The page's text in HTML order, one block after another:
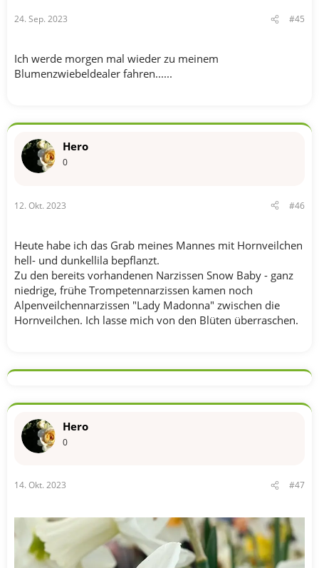
24. Sep. 2023 #45
Ich werde morgen mal wieder zu meinem
Blumenzwiebeldealer fahren......
Hero
0
12. Okt. 2023 #46
Heute habe ich das Grab meines Mannes mit Hornveilchen
hell- und dunkellila bepflanzt.
Zu den bereits vorhandenen Narzissen Snow Baby - ganz
niedrige, frühe Trompetennarzissen kamen noch
Alpenveilchennarzissen "Lady Madonna" zwischen die
Hornveilchen. Ich lasse mich von den Blüten überraschen.
Hero
0
14. Okt. 2023 #47